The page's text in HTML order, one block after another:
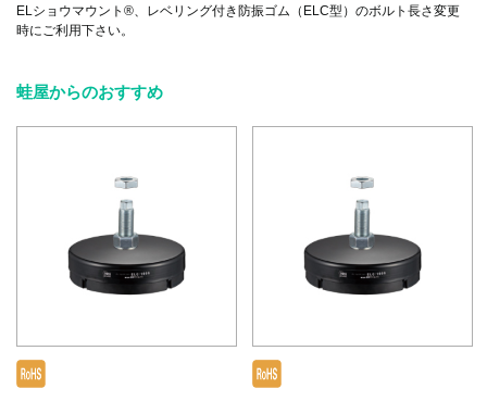
ELショウマウント®、レベリング付き防振ゴム（ELC型）のボルト長さ変更
時にご利用下さい。
蛙屋からのおすすめ